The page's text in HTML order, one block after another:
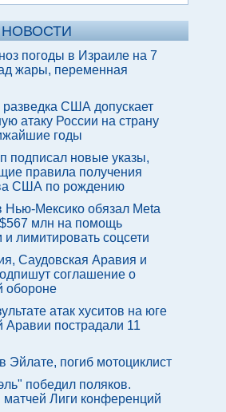
погоды в Израиле на 7
жары, переменная
разведка США допускает
атаку России на страну
годы
подписал новые указы,
правила получения
США по рождению
Нью-Мексико обязал Meta
млн на помощь
и лимитировать соцсети
Саудовская Аравия и
соглашение о
обороне
атак хуситов на юге
Аравии пострадали 11
Эйлате, погиб мотоциклист
победил поляков.
матчей Лиги конференций